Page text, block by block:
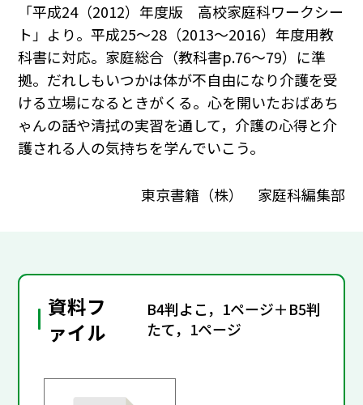
「平成24（2012）年度版 高校家庭科ワークシー
ト」より。平成25～28（2013～2016）年度用教
科書に対応。家庭総合（教科書p.76～79）に準
拠。だれしもいつかは体が不自由になり介護を受
ける立場になるときがくる。心を開いたおばあち
ゃんの話や清拭の実習を通して，介護の心得と介
護される人の気持ちを学んでいこう。
東京書籍（株） 家庭科編集部
資料フ
ァイル
B4判よこ，1ページ＋B5判
たて，1ページ